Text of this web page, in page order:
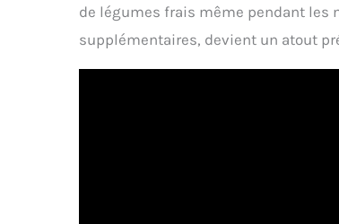
de légumes frais même pendant les
supplémentaires, devient un atout